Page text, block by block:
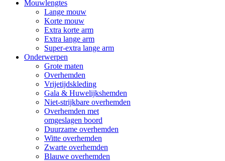
Mouwlengtes
Lange mouw
Korte mouw
Extra korte arm
Extra lange arm
Super-extra lange arm
Onderwerpen
Grote maten
Overhemden
Vrijetijdskleding
Gala & Huwelijkshemden
Niet-strijkbare overhemden
Overhemden met
omgeslagen boord
Duurzame overhemden
Witte overhemden
Zwarte overhemden
Blauwe overhemden